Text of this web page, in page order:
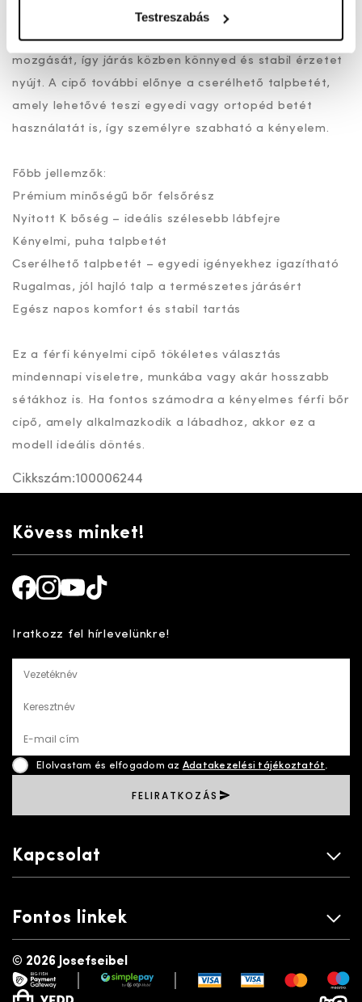
Testreszabás
A rugalmas talp követi a lépések természetes
mozgását, így járás közben könnyed és stabil érzetet
nyújt. A cipő további előnye a cserélhető talpbetét,
amely lehetővé teszi egyedi vagy ortopéd betét
használatát is, így személyre szabható a kényelem.
Főbb jellemzők:
Prémium minőségű bőr felsőrész
Nyitott K bőség – ideális szélesebb lábfejre
Kényelmi, puha talpbetét
Cserélhető talpbetét – egyedi igényekhez igazítható
Rugalmas, jól hajló talp a természetes járásért
Egész napos komfort és stabil tartás
Ez a férfi kényelmi cipő tökéletes választás
mindennapi viseletre, munkába vagy akár hosszabb
sétákhoz is. Ha fontos számodra a kényelmes férfi bőr
cipő, amely alkalmazkodik a lábadhoz, akkor ez a
modell ideális döntés.
Cikkszám:100006244
Kövess minket!
Iratkozz fel hírlevelünkre!
Vezetéknév
Keresztnév
E-mail cím
Elolvastam és elfogadom az Adatakezelési tájékoztatót.
FELIRATKOZÁS
Kapcsolat
Fontos linkek
© 2026 Josefseibel
payment gatewaysimplepay
vedd a neten